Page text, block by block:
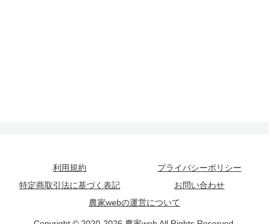
利用規約
プライバシーポリシー
特定商取引法に基づく表記
お問い合わせ
農家webの運営について